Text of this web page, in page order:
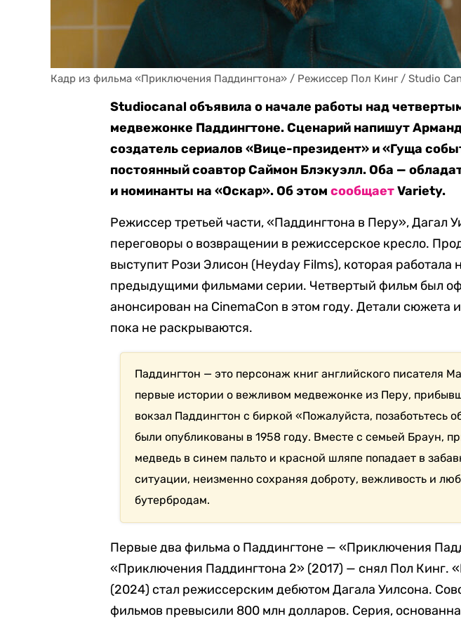
Кадр из фильма «Приключения Паддингтона» / Режиссер Пол Кинг / Studio
Studiocanal объявила о начале работы над
медвежонке Паддингтоне. Сценарий напишут
создатель сериалов «Вице-президент» и «Гуща
постоянный соавтор Саймон Блэкуэлл. Оба —
и номинанты на «Оскар». Об этомсообщаетVariety.
Режиссер третьей части, «Паддингтона в Перу», Дагал
переговоры о возвращении в режиссерское кресло.
выступит Рози Элисон (Heyday Films), которая работала
предыдущими фильмами серии. Четвертый фильм был
анонсирован на CinemaCon в этом году. Детали сюжета
пока не раскрываются.
Паддингтон — это персонаж книг английского писателя
первые истории о вежливом медвежонке из Перу,
вокзал Паддингтон с биркой «Пожалуйста, позаботьтесь
были опубликованы в 1958 году. Вместе с семьей Браун,
медведь в синем пальто и красной шляпе попадает в
ситуации, неизменно сохраняя доброту, вежливость и
бутербродам.
Первые два фильма о Паддингтоне — «Приключения
«Приключения Паддингтона 2» (2017) — снял Пол Кинг.
(2024) стал режиссерским дебютом Дагала Уилсона.
фильмов превысили 800 млн долларов. Серия,